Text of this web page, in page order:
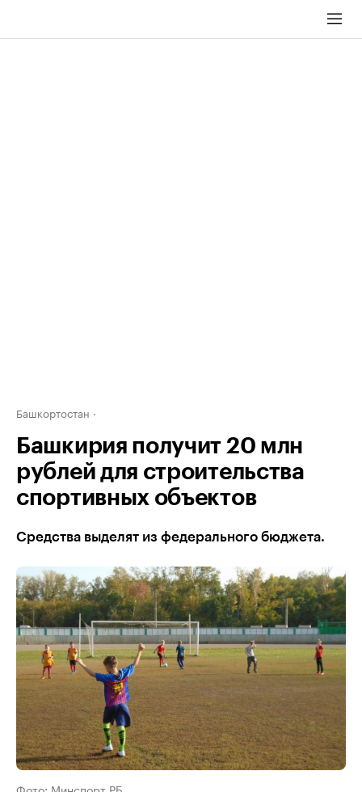
Башкортостан
Башкирия получит 20 млн
рублей для строительства
спортивных объектов
Средства выделят из федерального бюджета.